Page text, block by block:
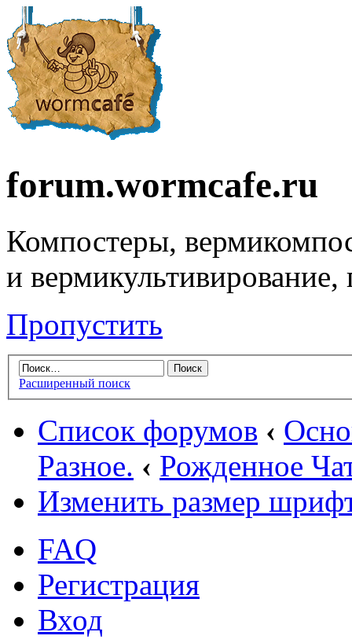
forum.wormcafe.ru
Компостеры,
и
Пропустить
Расширенный поиск
Список форумов ‹
Разное. ‹ Рожденное
Изменить размер
FAQ
Регистрация
Вход